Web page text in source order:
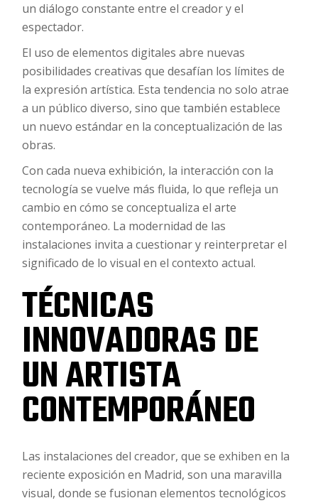
un diálogo constante entre el creador y el
espectador.
El uso de elementos digitales abre nuevas
posibilidades creativas que desafían los límites de
la expresión artística. Esta tendencia no solo atrae
a un público diverso, sino que también establece
un nuevo estándar en la conceptualización de las
obras.
Con cada nueva exhibición, la interacción con la
tecnología se vuelve más fluida, lo que refleja un
cambio en cómo se conceptualiza el arte
contemporáneo. La modernidad de las
instalaciones invita a cuestionar y reinterpretar el
significado de lo visual en el contexto actual.
TÉCNICAS
INNOVADORAS DE
UN ARTISTA
CONTEMPORÁNEO
Las instalaciones del creador, que se exhiben en la
reciente exposición en Madrid, son una maravilla
visual, donde se fusionan elementos tecnológicos